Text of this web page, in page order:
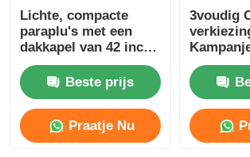
Lichte, compacte
paraplu's met een
dakkapel van 42 inch
en 210T Pongee-stof
Beste prijs
Praatje Nu
3voudig
Volstaal